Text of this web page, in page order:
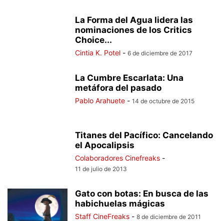
La Forma del Agua lidera las
nominaciones de los Critics
Choice...
Cintia K. Potel - 6 de diciembre de 2017
La Cumbre Escarlata: Una
metáfora del pasado
Pablo Arahuete - 14 de octubre de 2015
Titanes del Pacífico: Cancelando
el Apocalipsis
Colaboradores Cinefreaks -
11 de julio de 2013
Gato con botas: En busca de las
habichuelas mágicas
Staff CineFreaks - 8 de diciembre de 2011